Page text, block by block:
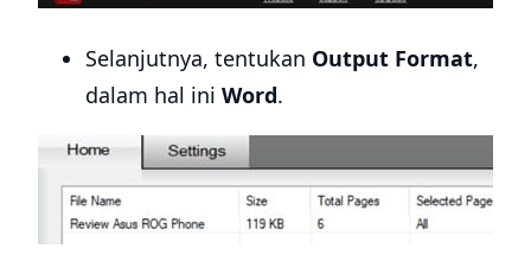
Selanjutnya, tentukan Output Format,
dalam hal ini Word.